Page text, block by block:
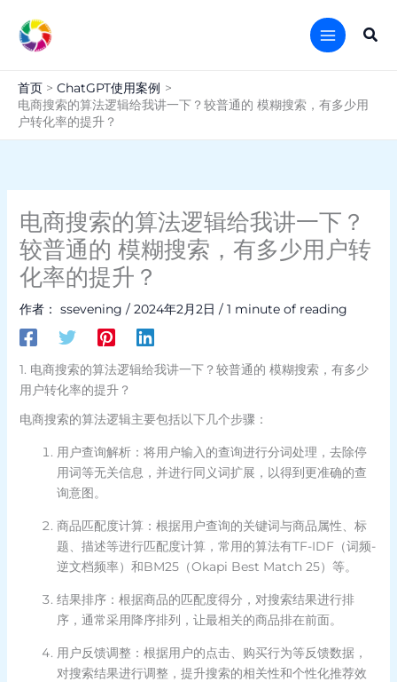
搜
首页
ChatGPT使用案例
电商搜索的算法逻辑给我讲一下？较普通的 模糊搜索，有多少用
户转化率的提升？
电商搜索的算法逻辑给我讲一下？
较普通的 模糊搜索，有多少用户转
化率的提升？
作者： ssevening / 2024年2月2日 / 1 minute of reading
1. 电商搜索的算法逻辑给我讲一下？较普通的 模糊搜索，有多少
用户转化率的提升？
电商搜索的算法逻辑主要包括以下几个步骤：
用户查询解析：将用户输入的查询进行分词处理，去除停
用词等无关信息，并进行同义词扩展，以得到更准确的查
询意图。
商品匹配度计算：根据用户查询的关键词与商品属性、标
题、描述等进行匹配度计算，常用的算法有TF-IDF（词频-
逆文档频率）和BM25（Okapi Best Match 25）等。
结果排序：根据商品的匹配度得分，对搜索结果进行排
序，通常采用降序排列，让最相关的商品排在前面。
用户反馈调整：根据用户的点击、购买行为等反馈数据，
对搜索结果进行调整，提升搜索的相关性和个性化推荐效